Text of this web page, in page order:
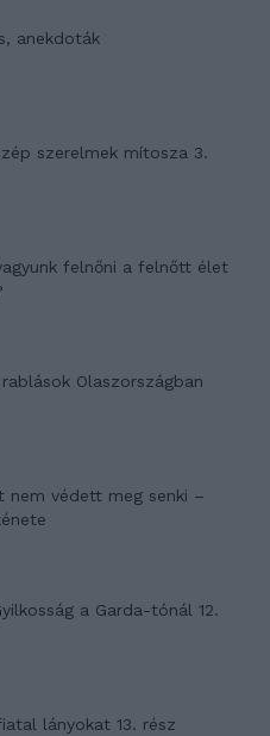
anekdoták
szerelmek mítosza 3.
felnőni a felnőtt élet
Olaszországban
nem védett meg senki –
a Garda-tónál 12.
lányokat 13. rész